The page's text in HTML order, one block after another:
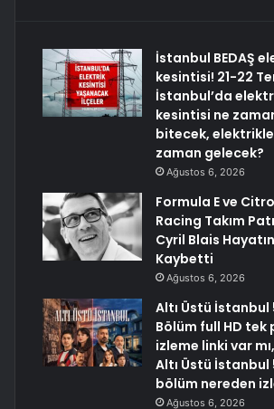
İstanbul BEDAŞ
kesintisi! 21-22
İstanbul’da
kesintisi ne
bitecek,
zaman gelecek?
Ağustos 6, 2026
Formula E ve
Racing Takım
Cyril Blais
Kaybetti
Ağustos 6, 2026
Altı Üstü İstanbul
Bölüm full HD tek
izleme linki var
Altı Üstü İstanbul
bölüm nereden
Ağustos 6, 2026